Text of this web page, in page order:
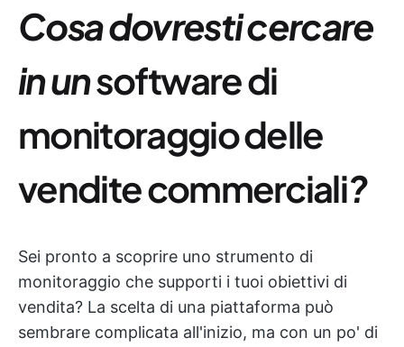
Cosa dovresti cercare
in unsoftware di
monitoraggio delle
vendite commerciali?
Sei pronto a scoprire uno strumento di
monitoraggio che supporti i tuoi obiettivi di
vendita? La scelta di una piattaforma può
sembrare complicata all'inizio, ma con un po' di